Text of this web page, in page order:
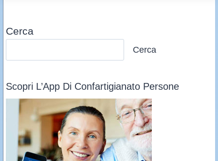
Cerca
Cerca
Scopri L’App Di Confartigianato Persone